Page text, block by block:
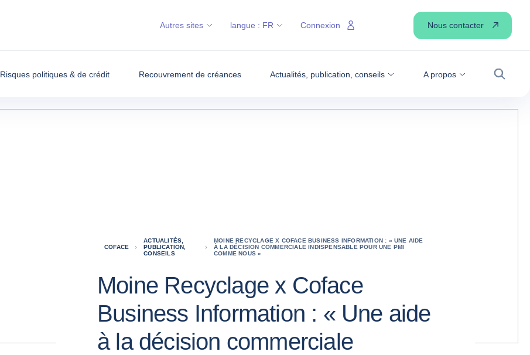
Risques politiques & de crédit Recouvrement de créances Actualités, publication, conseils A propos
Autres sites langue : FR Connexion Nous contacter
COFACE
ACTUALITÉS,
PUBLICATION,
CONSEILS
MOINE RECYCLAGE X COFACE BUSINESS INFORMATION : « UNE AIDE
À LA DÉCISION COMMERCIALE INDISPENSABLE POUR UNE PMI
COMME NOUS »
Moine Recyclage x Coface
Business Information : « Une aide
à la décision commerciale